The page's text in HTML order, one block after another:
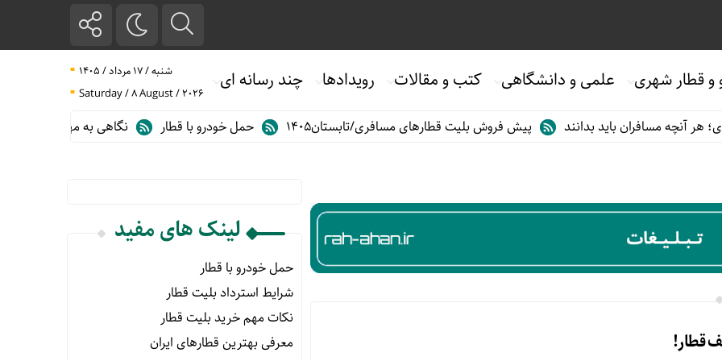
و قطار شهری علمی و دانشگاهی کتب و مقالات رویدادها چند رسانه ای
شنبه / ۱۷ مرداد / ۱۴۰۵
Saturday / 8 August / 2026
آنچه مسافران باید بدانند پیش فروش بلیت قطارهای مسافری/تابستان۱۴۰۵ حمل خودرو با قطار نگاهی به مهم ترین آمارهای حمل
قطار!
لینک های مفید
حمل خودرو با قطار
شرایط استرداد بلیت قطار
نکات مهم خرید بلیت قطار
معرفی بهترین قطارهای ایران